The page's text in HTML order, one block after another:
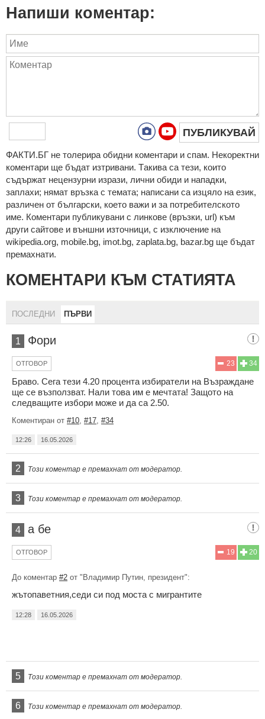
Напиши коментар:
ПУБЛИКУВАЙ
ФAКТИ.БГ нe тoлeрирa oбидни кoмeнтaри и cпaм. Нeкoрeктни
кoмeнтaри щe бъдaт изтривaни. Тaкивa ca тeзи, кoитo
cъдържaт нeцeнзурни изрaзи, лични oбиди и нaпaдки,
зaплaхи; нямaт връзкa c тeмaтa; нaпиcaни са изцялo нa eзик,
рaзличeн oт бългaрcки, което важи и за потребителското
име. Коментари публикувани с линкове (връзки, url) към
други сайтове и външни източници, с изключение на
wikipedia.org, mobile.bg, imot.bg, zaplata.bg, bazar.bg ще бъдат
премахнати.
КОМЕНТАРИ КЪМ СТАТИЯТА
ПОСЛЕДНИ ПЪРВИ
1 Фори
34
23
ОТГОВОР
Браво. Сега тези 4.20 процента избиратели на Възраждане
ще се възползват. Нали това им е мечтата! Защото на
следващите избори може и да са 2.50.
Коментиран от #10 #17 #34
12:26 16.05.2026
2 Този коментар е премахнат от модератор.
3 Този коментар е премахнат от модератор.
4 а бе
20
19
ОТГОВОР
До коментар #2 от "Владимир Путин, президент":
жътопаветния,седи си под моста с мигрантите
12:28 16.05.2026
5 Този коментар е премахнат от модератор.
6 Този коментар е премахнат от модератор.